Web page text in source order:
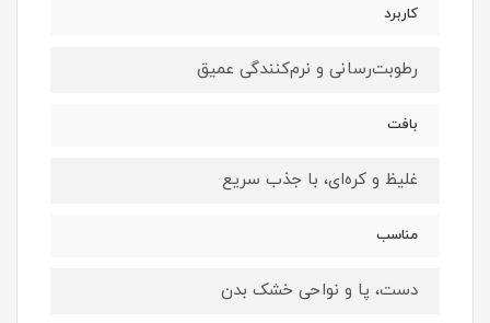
کاربرد
رطوبت‌رسانی و نرم‌کنندگی عمیق
بافت
غلیظ و کره‌ای، با جذب سریع
مناسب
دست، پا و نواحی خشک بدن